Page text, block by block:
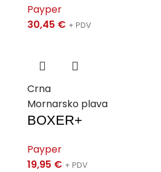
Payper
30,45 € + PDV
Crna
Mornarsko plava
BOXER+
Payper
19,95 € + PDV